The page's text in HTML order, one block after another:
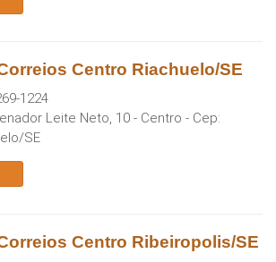
Centro Riachuelo/SE
1224
Leite Neto, 10 - Centro - Cep:
/SE
Centro Ribeiropolis/SE